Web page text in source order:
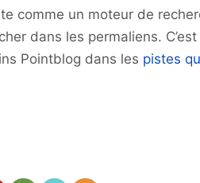
comme un moteur de
dans les permaliens.
Pointblog dans les pistes